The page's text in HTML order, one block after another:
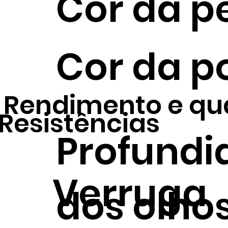
Cor da
dos
Verruga
Rendimento e